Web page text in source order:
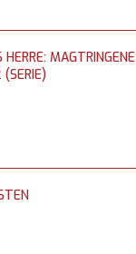
HERRE: MAGTRINGENE